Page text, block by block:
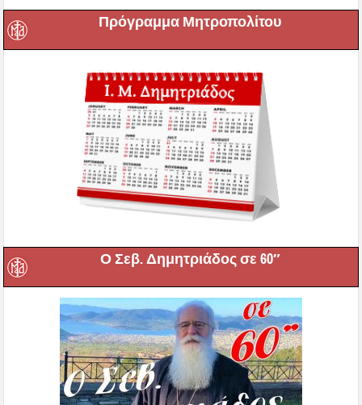
Πρόγραμμα Μητροπολίτου
Ο Σεβ. Δημητριάδος σε 60″